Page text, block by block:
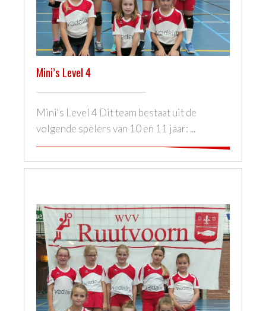
Mini’s Level 4
Mini's Level 4 Dit team bestaat uit de
volgende spelers van 10 en 11 jaar: ...